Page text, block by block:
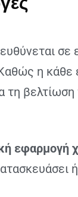
σε
η κάθε
τη
εφαρμογή